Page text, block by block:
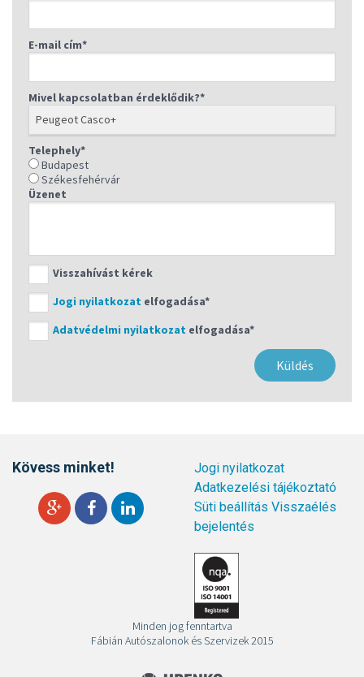
SZÉKESFEHÉRVÁR
Telefon: +36 22 303 406
Nyitva tartás, elérhetőségek, részletek
visszahívást kérek
E-mail cím*
Mivel kapcsolatban érdeklődik?*
Telephely*
Budapest
Székesfehérvár
Üzenet
Visszahívást kérek
Jogi nyilatkozat elfogadása*
Adatvédelmi nyilatkozat elfogadása*
Kövess minket!
Jogi nyilatkozat
Adatkezelési tájékoztató
Süti beállítás Visszaélés
bejelentés
Minden jog fenntartva
Fábián Autószalonok és Szervizek 2015